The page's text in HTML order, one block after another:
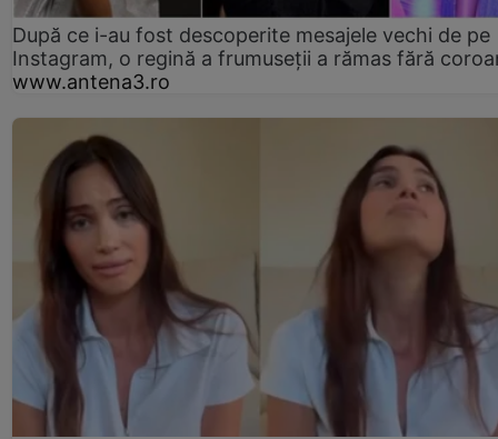
După ce i-au fost descoperite mesajele vechi de pe
Instagram, o regină a frumuseții a rămas fără
www.antena3.ro